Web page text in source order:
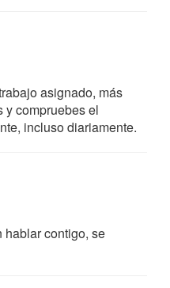
asignado, más
y compruebes el
incluso diariamente.
hablar contigo, se